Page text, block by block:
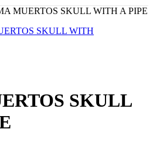
MUERTOS SKULL WITH A PIPE
SKULL